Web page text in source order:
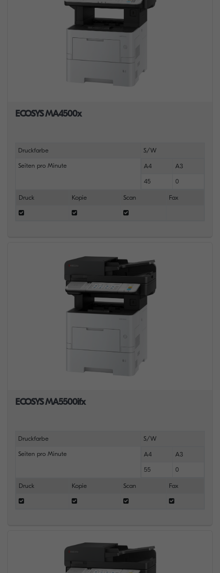
ECOSYS MA4500x
Druckfarbe S/W
Seiten pro Minute A4 A3
45 0
Druck Kopie Scan Fax
ECOSYS MA5500ifx
Druckfarbe S/W
Seiten pro Minute A4 A3
55 0
Druck Kopie Scan Fax